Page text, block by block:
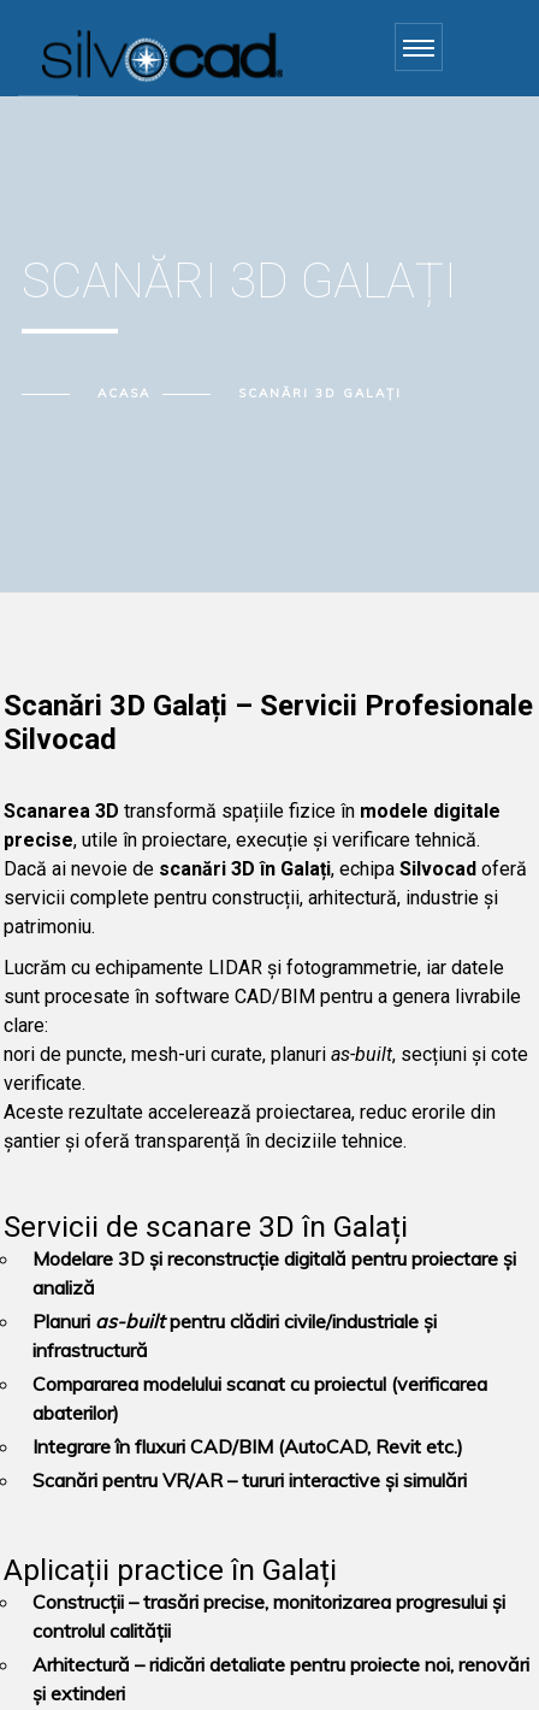
SCANĂRI 3D GALAȚI
ACASA SCANĂRI 3D GALAȚI
Scanări 3D Galați – Servicii Profesionale
Silvocad
Scanarea 3D transformă spațiile fizice în modele digitale
precise, utile în proiectare, execuție și verificare tehnică.
Dacă ai nevoie de scanări 3D în Galați, echipa Silvocadoferă
servicii complete pentru construcții, arhitectură, industrie și
patrimoniu.
Lucrăm cu echipamente LIDAR și fotogrammetrie, iar datele
sunt procesate în software CAD/BIM pentru a genera livrabile
clare:
nori de puncte, mesh-uri curate, planuri as-built, secțiuni și cote
verificate.
Aceste rezultate accelerează proiectarea, reduc erorile din
șantier și oferă transparență în deciziile tehnice.
Servicii de scanare 3D în Galați
Modelare 3D și reconstrucție digitală pentru proiectare și
analiză
Planuri as-builtpentru clădiri civile/industriale și
infrastructură
Compararea modelului scanat cu proiectul (verificarea
abaterilor)
Integrare în fluxuri CAD/BIM (AutoCAD, Revit etc.)
Scanări pentru VR/AR – tururi interactive și simulări
Aplicații practice în Galați
Construcții– trasări precise, monitorizarea progresului și
controlul calității
Arhitectură – ridicări detaliate pentru proiecte noi, renovări
și extinderi